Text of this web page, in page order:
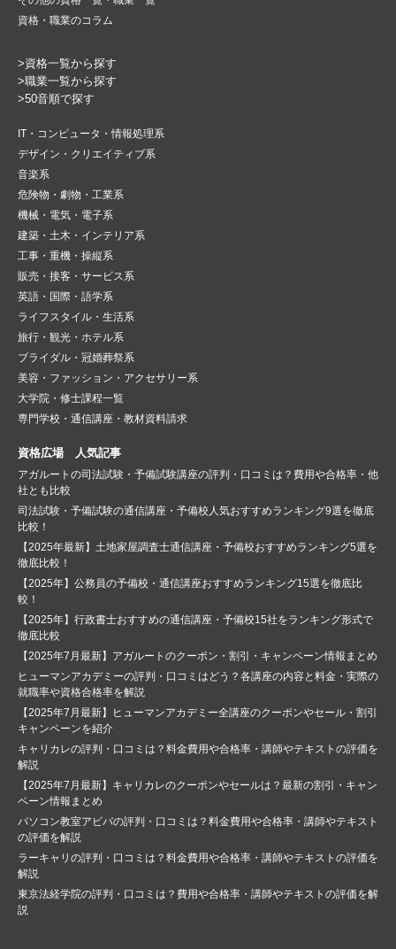
資格・職業のコラム
>資格一覧から探す
>職業一覧から探す
>50音順で探す
IT・コンピュータ・情報処理系
デザイン・クリエイティブ系
音楽系
危険物・劇物・工業系
機械・電気・電子系
建築・土木・インテリア系
工事・重機・操縦系
販売・接客・サービス系
英語・国際・語学系
ライフスタイル・生活系
旅行・観光・ホテル系
ブライダル・冠婚葬祭系
美容・ファッション・アクセサリー系
大学院・修士課程一覧
専門学校・通信講座・教材資料請求
資格広場 人気記事
アガルートの司法試験・予備試験講座の評判・口コミは？費用や合格率・他
社とも比較
司法試験・予備試験の通信講座・予備校人気おすすめランキング9選を徹底
比較！
【2025年最新】土地家屋調査士通信講座・予備校おすすめランキング5選を
徹底比較！
【2025年】公務員の予備校・通信講座おすすめランキング15選を徹底比
較！
【2025年】行政書士おすすめの通信講座・予備校15社をランキング形式で
徹底比較
【2025年7月最新】アガルートのクーポン・割引・キャンペーン情報まとめ
ヒューマンアカデミーの評判・口コミはどう？各講座の内容と料金・実際の
就職率や資格合格率を解説
【2025年7月最新】ヒューマンアカデミー全講座のクーポンやセール・割引
キャンペーンを紹介
キャリカレの評判・口コミは？料金費用や合格率・講師やテキストの評価を
解説
【2025年7月最新】キャリカレのクーポンやセールは？最新の割引・キャン
ペーン情報まとめ
パソコン教室アビバの評判・口コミは？料金費用や合格率・講師やテキスト
の評価を解説
ラーキャリの評判・口コミは？料金費用や合格率・講師やテキストの評価を
解説
東京法経学院の評判・口コミは？費用や合格率・講師やテキストの評価を解
説